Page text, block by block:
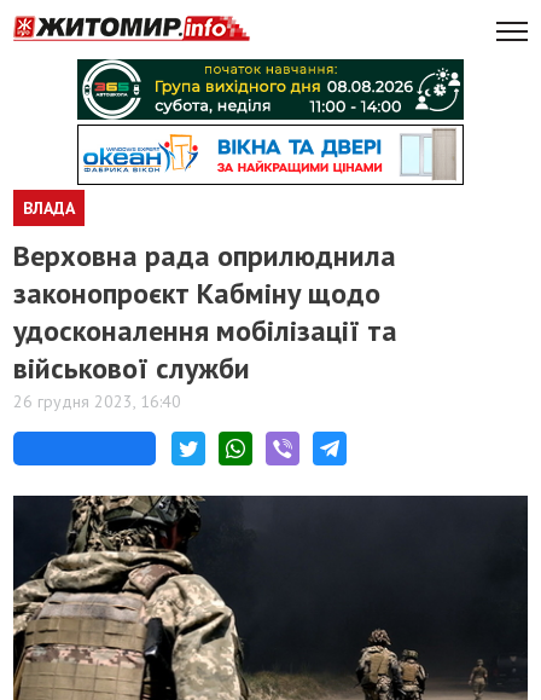
ВЛАДА
Верховна рада оприлюднила
законопроєкт Кабміну щодо
удосконалення мобілізації та
військової служби
26 грудня 2023, 16:40